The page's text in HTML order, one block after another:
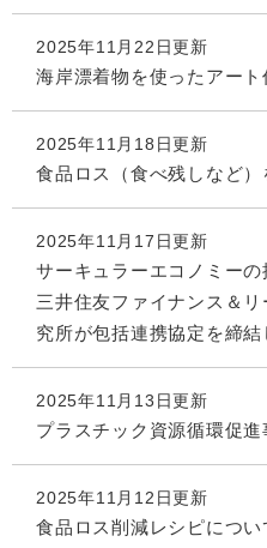
2025年11月22日更新
海岸漂着物を使ったアー
2025年11月18日更新
食品ロス（食べ残しなど）
2025年11月17日更新
サーキュラーエコノミー
三井住友ファイナンス＆
究所が包括連携協定を締結
2025年11月13日更新
プラスチック資源循環促進
2025年11月12日更新
食品ロス削減レシピについ